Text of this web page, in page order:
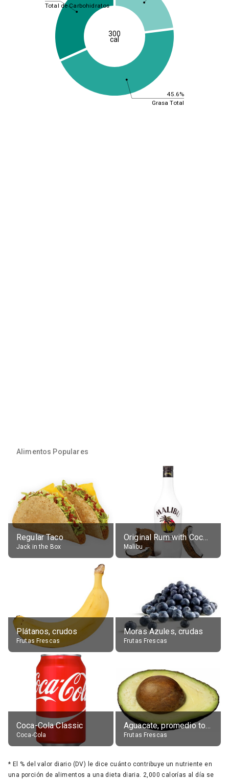
45.6%
Grasa Total
Total de Carbohidratos
300
cal
Alimentos Populares
Regular Taco
Jack in the Box
Original Rum with Coconut Flavour (21% alc.)
Malibu
Plátanos, crudos
Frutas Frescas
Moras Azules, crudas
Frutas Frescas
Coca-Cola Classic
Coca-Cola
Aguacate, promedio todos variedades, crudo
Frutas Frescas
* El % del valor diario (DV) le dice cuánto contribuye un nutriente en
una porción de alimentos a una dieta diaria. 2,000 calorías al día se